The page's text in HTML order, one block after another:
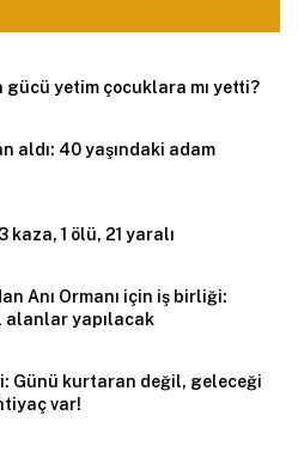
gücü yetim çocuklara mı yetti?
aldı: 40 yaşındaki adam
1 ölü, 21 yaralı
Anı Ormanı için iş birliği:
alanlar yapılacak
Günü kurtaran değil, geleceği
var!